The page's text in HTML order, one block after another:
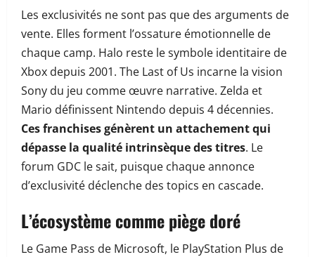
Les exclusivités ne sont pas que des arguments de
vente. Elles forment l’ossature émotionnelle de
chaque camp. Halo reste le symbole identitaire de
Xbox depuis 2001. The Last of Us incarne la vision
Sony du jeu comme œuvre narrative. Zelda et
Mario définissent Nintendo depuis 4 décennies.
Ces franchises génèrent un attachement qui
dépasse la qualité intrinsèque des titres. Le
forum GDC le sait, puisque chaque annonce
d’exclusivité déclenche des topics en cascade.
L’écosystème comme piège doré
Le Game Pass de Microsoft, le PlayStation Plus de